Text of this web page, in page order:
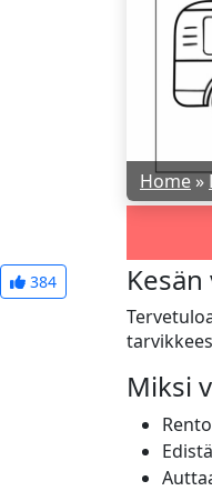
Home»
384
Miksi